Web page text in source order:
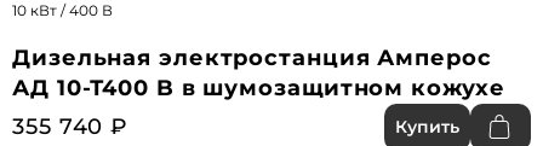
10 кВт / 400 В
Дизельная электростанция Амперос
АД 10-Т400 B в шумозащитном кожухе
355 740 ₽
Купить